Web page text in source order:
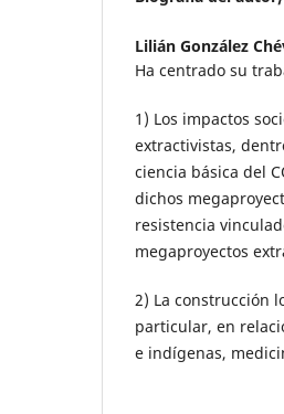
Lilián González
Ha centrado su
1) Los impactos
extractivistas,
ciencia básica del
dichos
resistencia
megaproyectos
2) La construcción
particular, en
e indígenas,